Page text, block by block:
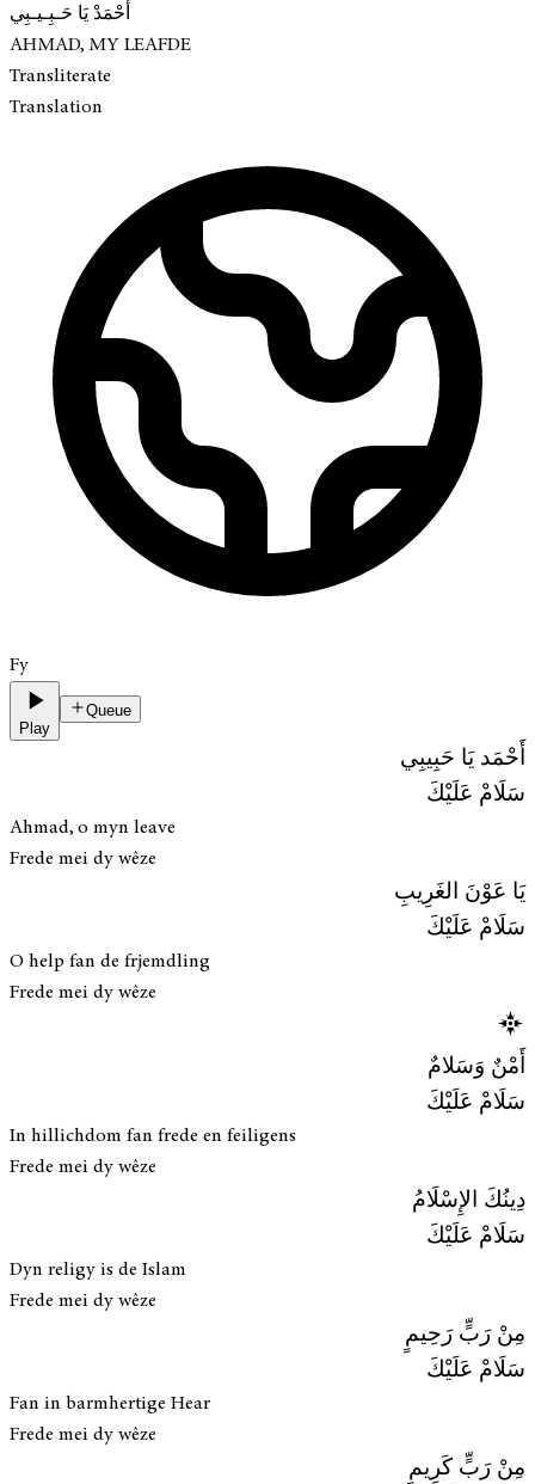
أَحْمَدْ يَا حَـبِـيـبِي
AHMAD, MY LEAFDE
Transliterate
Translation
Fy
Play
Queue
أَحْمَد يَا حَبِيبِي
سَلَامْ عَلَيْكَ
Ahmad, o myn leave
Frede mei dy wêze
يَا عَوْنَ الغَرِيبِ
سَلَامْ عَلَيْكَ
O help fan de frjemdling
Frede mei dy wêze
أَمْنٌ وَسَلامٌ
سَلَامْ عَلَيْكَ
In hillichdom fan frede en feiligens
Frede mei dy wêze
دِينُكَ الإِسْلَامُ
سَلَامْ عَلَيْكَ
Dyn religy is de Islam
Frede mei dy wêze
مِنْ رَبٍّ رَحِيمٍ
سَلَامْ عَلَيْكَ
Fan in barmhertige Hear
Frede mei dy wêze
مِنْ رَبٍّ كَرِيمٍ